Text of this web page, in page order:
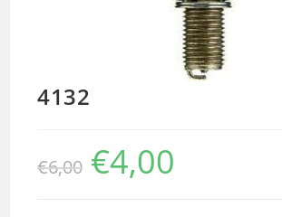
4132
€6,00 €4,00